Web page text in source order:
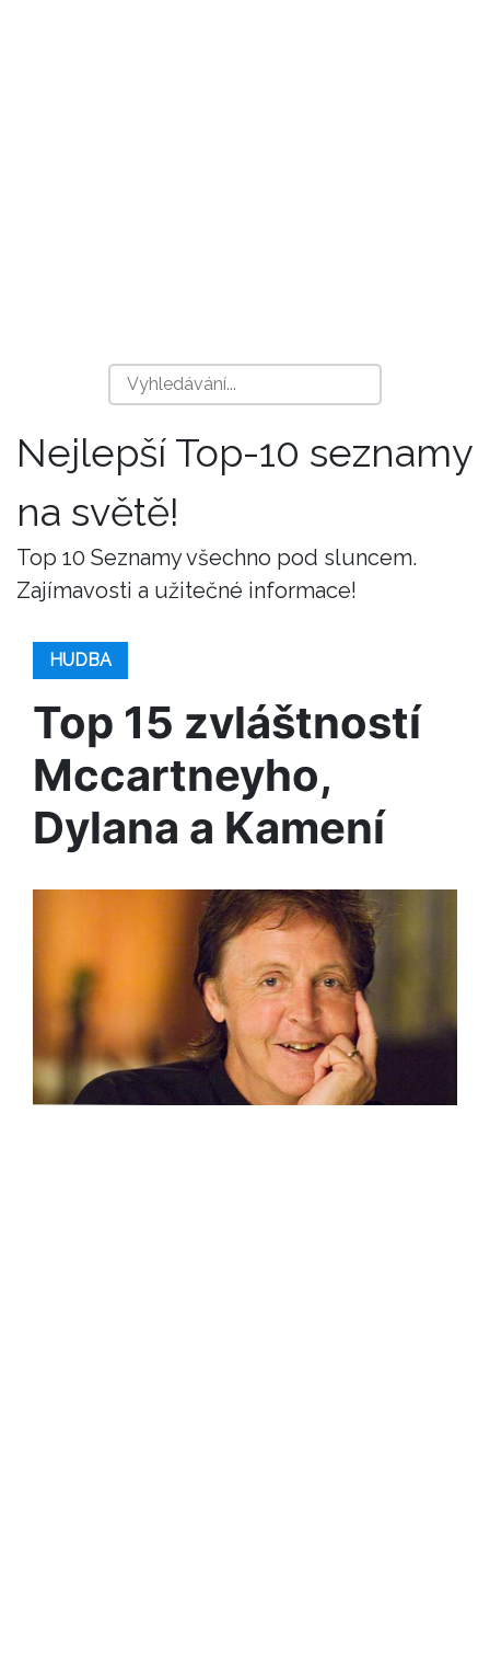
Nejlepší Top-10 seznamy
na světě!
Top 10 Seznamy všechno pod sluncem.
Zajímavosti a užitečné informace!
HUDBA
Top 15 zvláštností
Mccartneyho,
Dylana a Kamení